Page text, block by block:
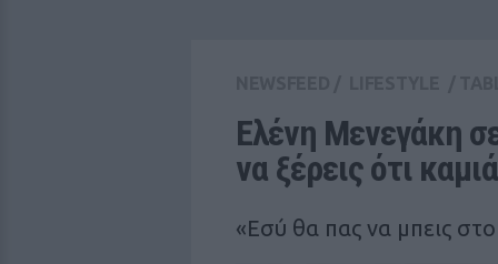
Ελένη Μενεγάκη
να ξέρεις ότι
«Εσύ θα πας να μπεις